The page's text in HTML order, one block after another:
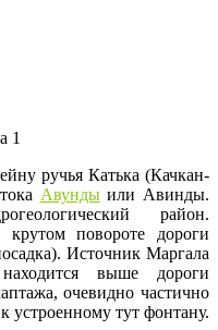
ручья Катька (Качкан-
Авундыили Авинды.
район.
крутом повороте дороги
Источник Маргала
выше дороги
очевидно частично
устроенному тут фонтану.